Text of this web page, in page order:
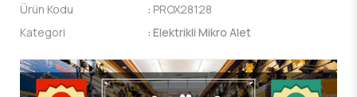
Ürün Kodu : PROX28128
Kategori
: Elektrikli Mikro Alet